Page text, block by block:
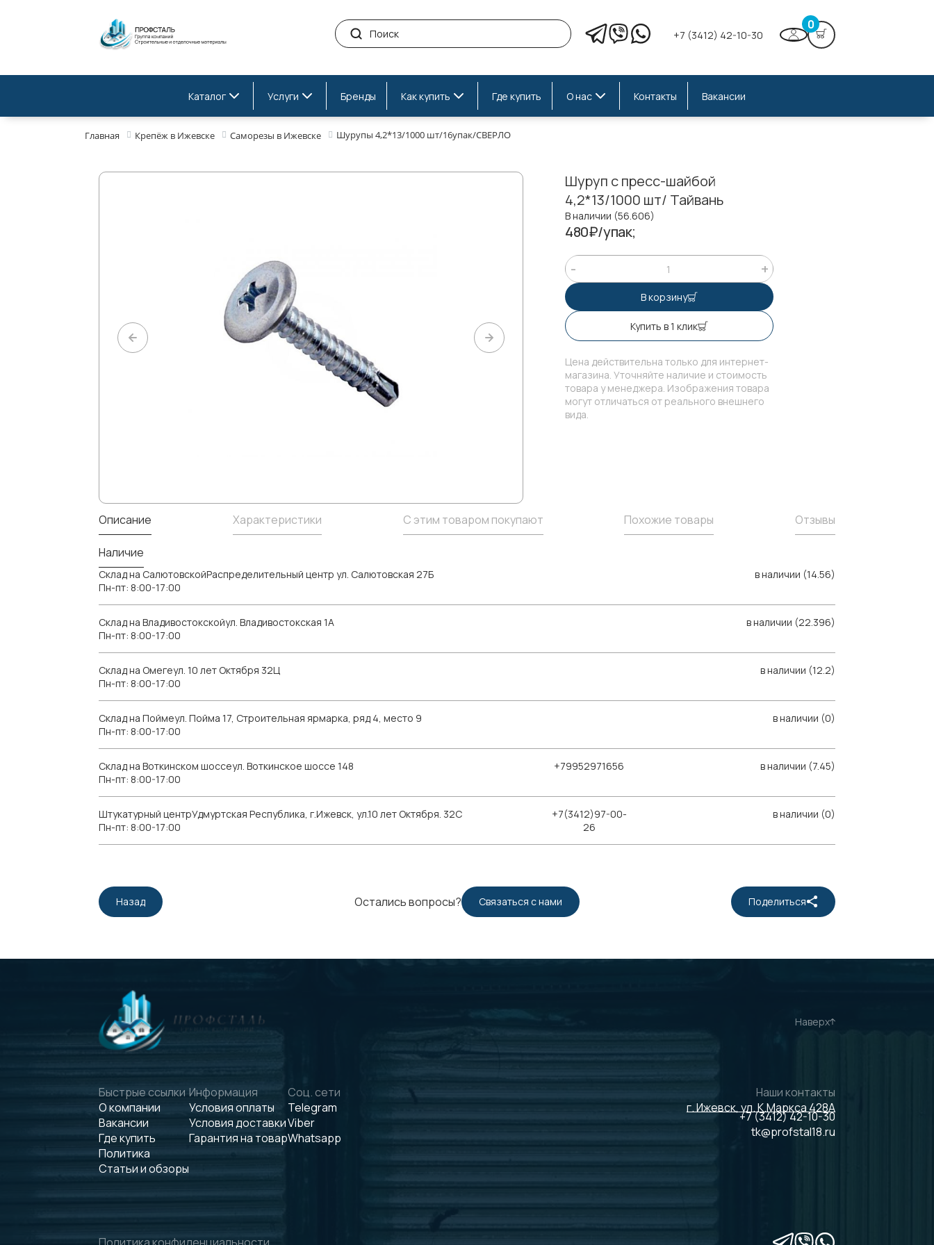
+7 (3412) 42-10-30
0
Каталог Услуги Бренды Как купить Где купить О нас Контакты Вакансии
Главная Крепёж в Ижевске Саморезы в Ижевске Шурупы 4,2*13/1000 шт/16упак/СВЕРЛО
Шуруп с пресс-шайбой
4,2*13/1000 шт/ Тайвань
В наличии (56.606)
480₽/упак;
В корзину
Купить в 1 клик
Цена действительна только для интернет-
магазина. Уточняйте наличие и стоимость
товара у менеджера. Изображения товара
могут отличаться от реального внешнего
вида.
Описание Характеристики С этим товаром покупают Похожие товары Отзывы
Наличие
Склад на СалютовскойРаспределительный центр ул. Салютовская 27Б
Пн-пт: 8:00-17:00
в наличии (14.56)
Склад на Владивостокскойул. Владивостокская 1А
Пн-пт: 8:00-17:00
в наличии (22.396)
Склад на Омегеул. 10 лет Октября 32Ц
Пн-пт: 8:00-17:00
в наличии (12.2)
Склад на Поймеул. Пойма 17, Строительная ярмарка, ряд 4, место 9
Пн-пт: 8:00-17:00
в наличии (0)
Склад на Воткинском шоссеул. Воткинское шоссе 148
Пн-пт: 8:00-17:00
+79952971656 в наличии (7.45)
Штукатурный центрУдмуртская Республика, г.Ижевск, ул.10 лет Октября. 32С
Пн-пт: 8:00-17:00
+7(3412)97-00-
26
в наличии (0)
Остались вопросы? Связаться с нами
Назад Поделиться
Наверх
Быстрые ссылки
О компании
Вакансии
Где купить
Политика
Статьи и обзоры
Информация
Условия оплаты
Условия доставки
Гарантия на товар
Соц. сети
Telegram
Viber
Whatsapp
Наши контакты
г. Ижевск, ул. К.Маркса 428А
+7 (3412) 42-10-30
tk@profstal18.ru